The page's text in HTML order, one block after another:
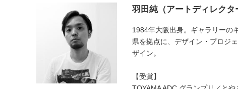
羽田純（アートディレクタ
1984年大阪出身。ギャラリーの
県を拠点に、デザイン・プロジ
ザイン。
【受賞】